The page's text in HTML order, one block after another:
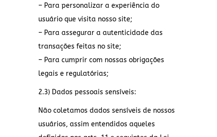
– Para personalizar a experiência do
usuário que visita nosso site;
– Para assegurar a autenticidade das
transações feitas no site;
– Para cumprir com nossas obrigações
legais e regulatórias;
2.3) Dados pessoais sensíveis:
Não coletamos dados sensíveis de nossos
usuários, assim entendidos aqueles